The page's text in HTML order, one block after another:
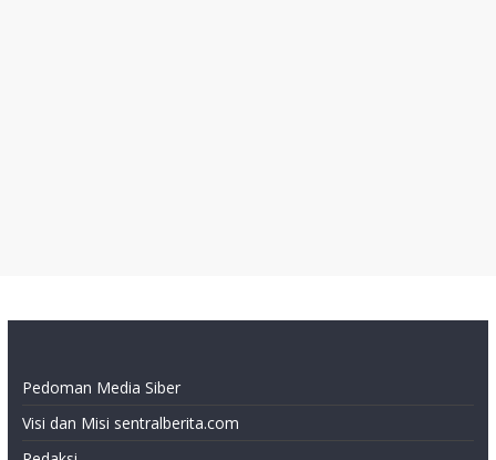
Pedoman Media Siber
Visi dan Misi sentralberita.com